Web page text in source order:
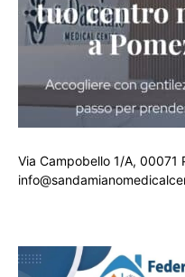
Via Campobello 1/A,